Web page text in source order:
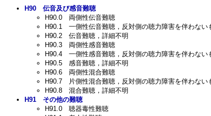
H90 伝音及び感音難聴
H90.0 両側性伝音難聴
H90.1 一側性伝音難聴，反対側の聴力障害を伴わない
H90.2 伝音難聴，詳細不明
H90.3 両側性感音難聴
H90.4 一側性感音難聴，反対側の聴力障害を伴わない
H90.5 感音難聴，詳細不明
H90.6 両側性混合難聴
H90.7 片側性混合難聴，反対側の聴力障害を伴わない
H90.8 混合難聴，詳細不明
H91 その他の難聴
H91.0 聴器毒性難聴